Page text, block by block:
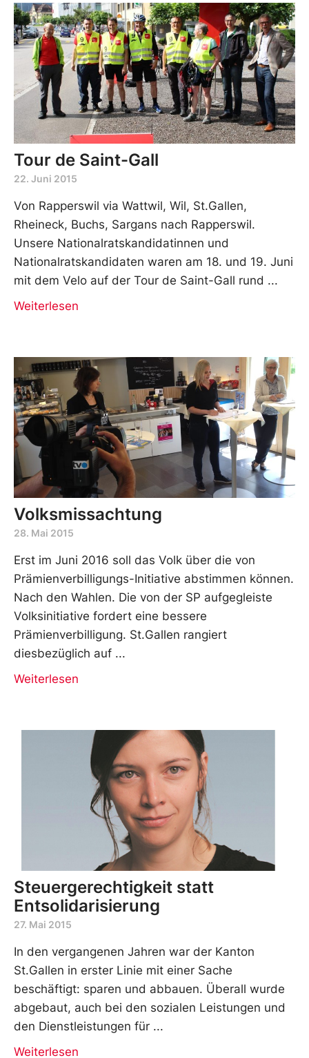
Tour de Saint-Gall
22. Juni 2015
Von Rapperswil via Wattwil, Wil, St.Gallen,
Rheineck, Buchs, Sargans nach Rapperswil.
Unsere Nationalratskandidatinnen und
Nationalratskandidaten waren am 18. und 19. Juni
mit dem Velo auf der Tour de Saint-Gall rund
Weiterlesen
Volksmissachtung
28. Mai 2015
Erst im Juni 2016 soll das Volk über die von
Prämienverbilligungs-Initiative abstimmen können.
Nach den Wahlen. Die von der SP aufgegleiste
Volksinitiative fordert eine bessere
Prämienverbilligung. St.Gallen rangiert
diesbezüglich auf
Weiterlesen
Steuergerechtigkeit statt
Entsolidarisierung
27. Mai 2015
In den vergangenen Jahren war der Kanton
St.Gallen in erster Linie mit einer Sache
beschäftigt: sparen und abbauen. Überall wurde
abgebaut, auch bei den sozialen Leistungen und
den Dienstleistungen für
Weiterlesen